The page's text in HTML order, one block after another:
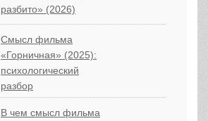
разбито» (2026)
Смысл фильма
«Горничная» (2025):
психологический
разбор
В чем смысл фильма